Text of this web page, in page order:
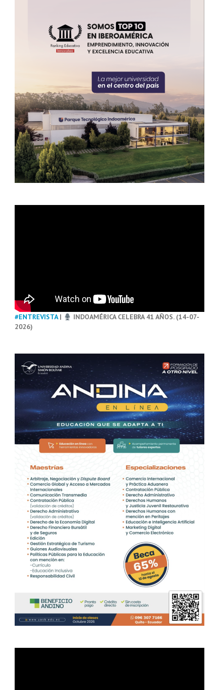
#ENTREVISTA|
INDOAMÉRICA CELEBRA 41 AÑOS. (14-07-
2026)